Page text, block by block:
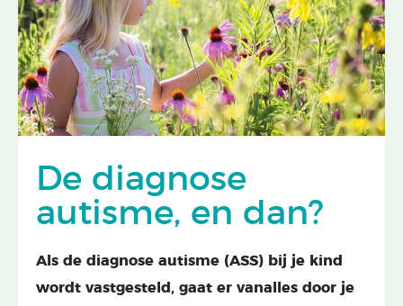
De diagnose
autisme, en dan?
Als de diagnose autisme (ASS) bij je kind
wordt vastgesteld, gaat er vanalles door je